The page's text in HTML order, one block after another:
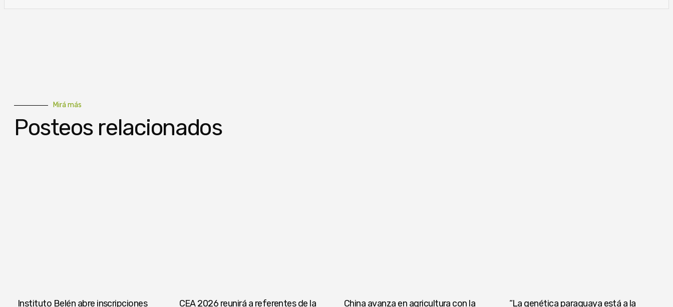
Mirá más
Posteos relacionados
Instituto Belén abre inscripciones CEA 2026 reunirá a referentes de la China avanza en agricultura con la “La genética paraguaya está a la